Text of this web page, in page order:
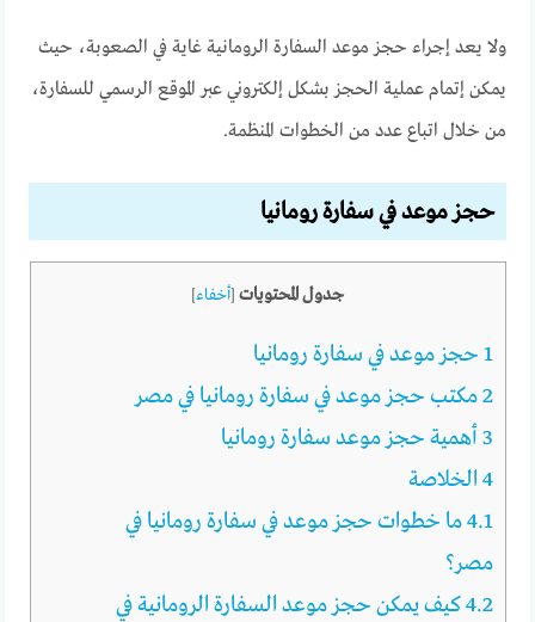
ولا يعد إجراء حجز موعد السفارة الرومانية غاية في الصعوبة، حيث
يمكن إتمام عملية الحجز بشكل إلكتروني عبر الموقع الرسمي للسفارة،
من خلال اتباع عدد من الخطوات المنظمة.
حجز موعد في سفارة رومانيا
جدول المحتويات [أخفاء]
1 حجز موعد في سفارة رومانيا
2مكتب حجز موعد في سفارة رومانيا في مصر
3 أهمية حجز موعد سفارة رومانيا
4 الخلاصة
4.1ما خطوات حجز موعد في سفارة رومانيا في
مصر؟
4.2كيف يمكن حجز موعد السفارة الرومانية في